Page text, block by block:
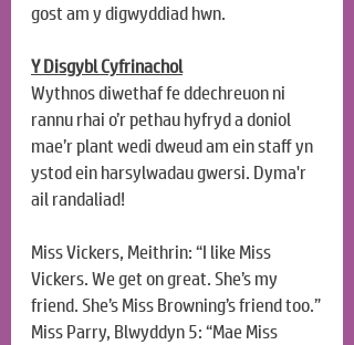
gost am y digwyddiad hwn.
Y Disgybl Cyfrinachol
Wythnos diwethaf fe ddechreuon ni
rannu rhai o’r pethau hyfryd a doniol
mae’r plant wedi dweud am ein staff yn
ystod ein harsylwadau gwersi. Dyma'r
ail randaliad!
Miss Vickers, Meithrin: “I like Miss
Vickers. We get on great. She’s my
friend. She’s Miss Browning’s friend too.”
Miss Parry, Blwyddyn 5: “Mae Miss